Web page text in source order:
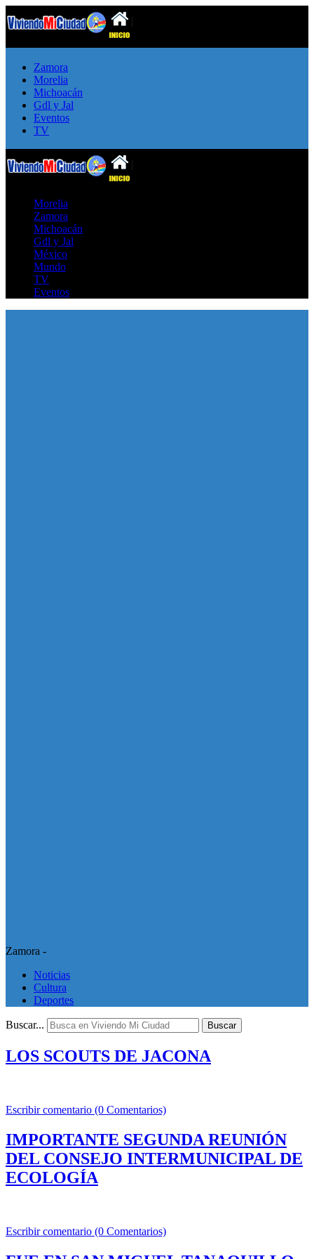
Zamora
Morelia
Michoacán
Gdl y Jal
Eventos
TV
Morelia
Zamora
Michoacán
Gdl y Jal
México
Mundo
TV
Eventos
Zamora -
Noticias
Cultura
Deportes
Buscar... Buscar
LOS SCOUTS DE JACONA
Escribir comentario (0 Comentarios)
IMPORTANTE SEGUNDA REUNIÓN
DEL CONSEJO INTERMUNICIPAL DE
ECOLOGÍA
Escribir comentario (0 Comentarios)